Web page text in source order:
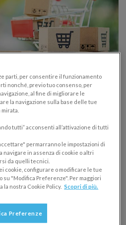
i trend per le PMI nel
Associati
fondamentale nella
ogni tipo, complici
l’impennata della domanda
Associati rivela
piccole e medie imprese
parti, per consentire il funzionamento
nonché, previo tuo consenso, per
al fine di migliorare le
la navigazione sulla base delle tue
tutti” acconsenti all’attivazione di tutti
permarranno le impostazioni di
in assenza di cookie o altri
da quelli tecnici.
cookie, configurare o modificare le tue
"Modifica Preferenze". Per maggiori
la nostra Cookie Policy. Scopri di più.
Preferenze